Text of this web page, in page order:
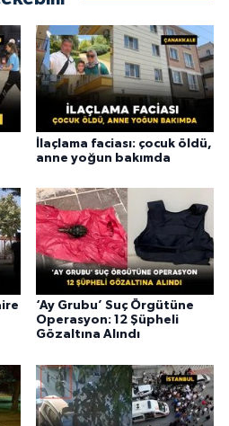
İlaçlama faciası: çocuk öldü,
anne yoğun bakımda
‘Ay Grubu’ Suç Örgütüne
Operasyon: 12 Şüpheli
Gözaltına Alındı